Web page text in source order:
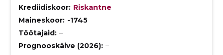
Krediidiskoor: Riskantne
Maineskoor: -1745
Töötajaid: –
Prognooskäive (2026): –